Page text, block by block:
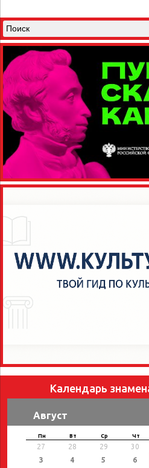
Календарь
Август
Пн Вт Ср Чт
27 28 29 30
3
4 5 6